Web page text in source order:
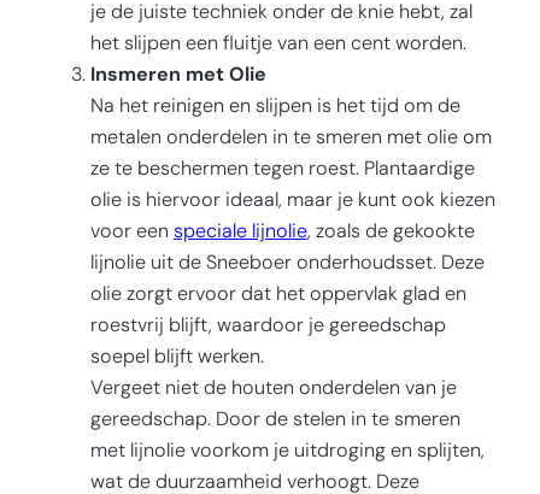
je de juiste techniek onder de knie hebt, zal
het slijpen een fluitje van een cent worden.
Insmeren met Olie
Na het reinigen en slijpen is het tijd om de
metalen onderdelen in te smeren met olie om
ze te beschermen tegen roest. Plantaardige
olie is hiervoor ideaal, maar je kunt ook kiezen
voor een speciale lijnolie, zoals de gekookte
lijnolie uit de Sneeboer onderhoudsset. Deze
olie zorgt ervoor dat het oppervlak glad en
roestvrij blijft, waardoor je gereedschap
soepel blijft werken.
Vergeet niet de houten onderdelen van je
gereedschap. Door de stelen in te smeren
met lijnolie voorkom je uitdroging en splijten,
wat de duurzaamheid verhoogt. Deze